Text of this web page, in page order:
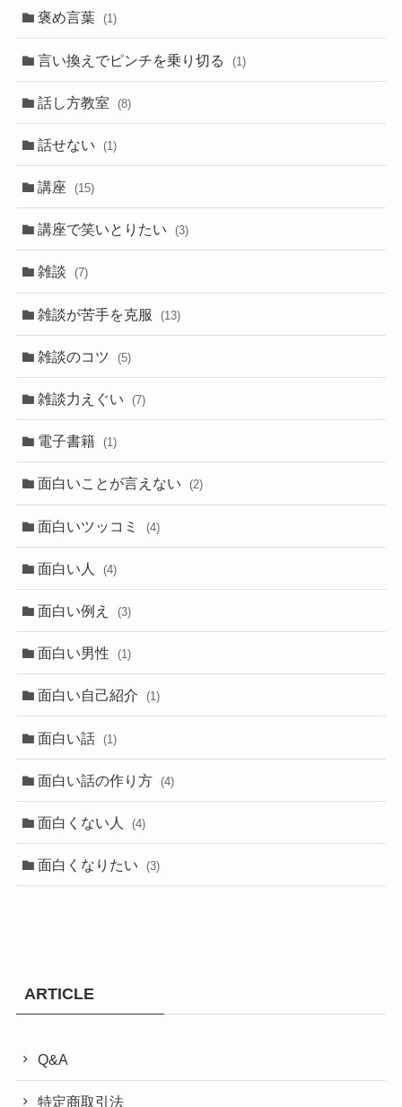
褒め言葉 (1)
言い換えでピンチを乗り切る (1)
話し方教室 (8)
話せない (1)
講座 (15)
講座で笑いとりたい (3)
雑談 (7)
雑談が苦手を克服 (13)
雑談のコツ (5)
雑談力えぐい (7)
電子書籍 (1)
面白いことが言えない (2)
面白いツッコミ (4)
面白い人 (4)
面白い例え (3)
面白い男性 (1)
面白い自己紹介 (1)
面白い話 (1)
面白い話の作り方 (4)
面白くない人 (4)
面白くなりたい (3)
ARTICLE
Q&A
特定商取引法